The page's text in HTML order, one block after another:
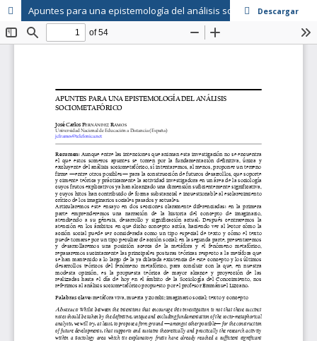
Apuntes para una epistemología del análisis sociometafórico
Descargar